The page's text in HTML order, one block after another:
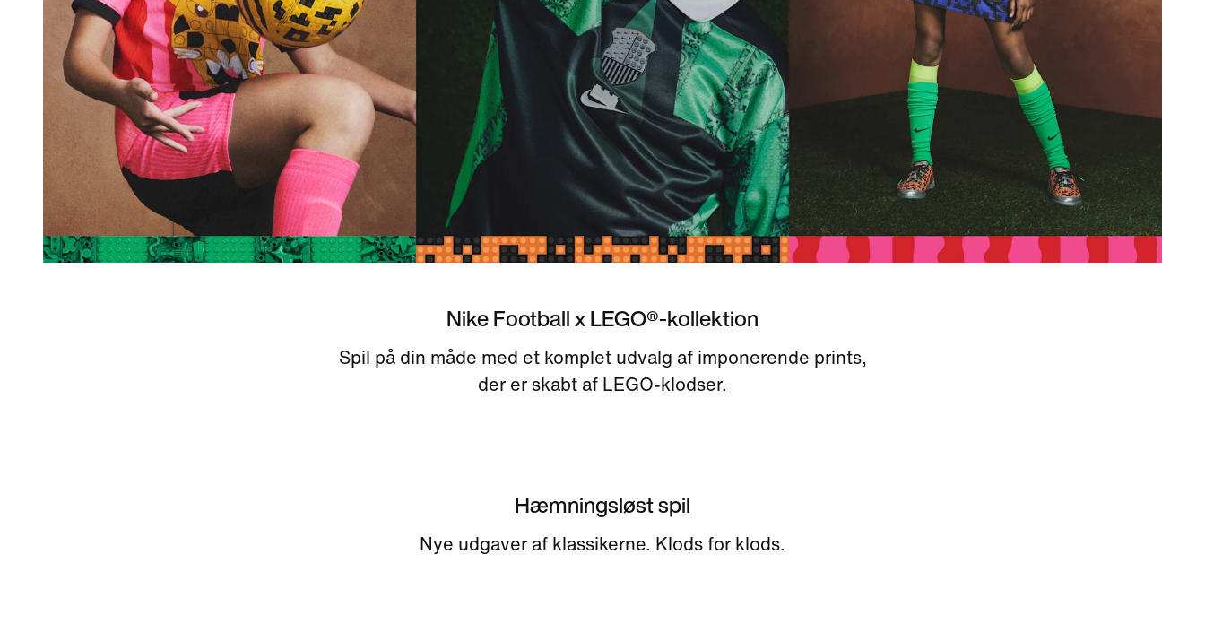
Nike Football x LEGO®-kollektion
Spil på din måde med et komplet udvalg af imponerende prints,
der er skabt af LEGO-klodser.
Hæmningsløst spil
Nye udgaver af klassikerne. Klods for klods.